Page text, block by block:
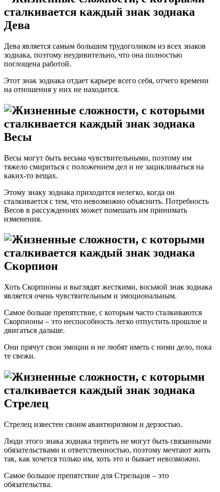
Дева
Дева является самым большим трудоголиком из всех знаков
зодиака, поэтому неудивительно, что она полностью
поглощена работой.
Этот знак зодиака отдает карьере всего себя, отчего времени
на отношения у них не находится.
Весы
Весы могут быть весьма чувствительными, поэтому им
тяжело смириться с положением дел и не зацикливаться на
каких-то вещах.
Этому знаку зодиака приходится нелегко, когда он
сталкивается с тем, что невозможно объяснить. Потребность
Весов в рассуждениях может помешать им принимать
изменения.
Скорпион
Хоть Скорпионы и выглядят жесткими, восьмой знак зодиака
является очень чувствительным и эмоциональным.
Самое больше препятствие, с которым часто сталкиваются
Скорпионы – это неспособность легко отпустить прошлое и
двигаться дальше.
Они прячут свои эмоции и не любят иметь с ними дело, пока
те свежи.
Стрелец
Стрелец известен своим авантюризмом и дерзостью.
Люди этого знака зодиака терпеть не могут быть связанными
обязательствами и ответственностью, поэтому мечтают жить
так, как хочется только им, хоть это и бывает невозможно.
Самое большое препятствие для Стрельцов – это
обязательства.